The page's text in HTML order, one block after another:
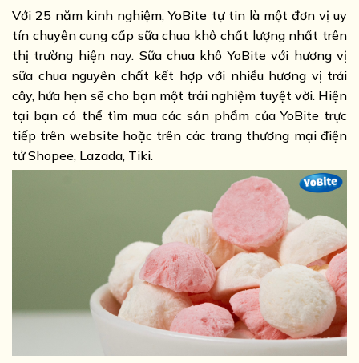
Với 25 năm kinh nghiệm, YoBite tự tin là một đơn vị uy
tín chuyên cung cấp sữa chua khô chất lượng nhất trên
thị trường hiện nay. Sữa chua khô YoBite với hương vị
sữa chua nguyên chất kết hợp với nhiều hương vị trái
cây, hứa hẹn sẽ cho bạn một trải nghiệm tuyệt vời. Hiện
tại bạn có thể tìm mua các sản phẩm của YoBite trực
tiếp trên website hoặc trên các trang thương mại điện
tử Shopee, Lazada, Tiki.